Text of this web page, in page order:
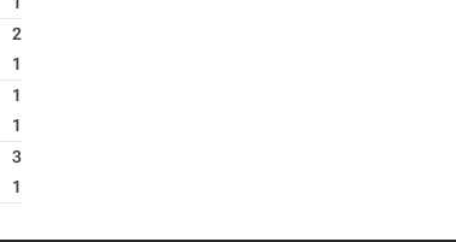
2
1
1
1
3
1